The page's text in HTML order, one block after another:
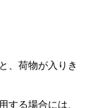
、荷物が入りき
する場合には、